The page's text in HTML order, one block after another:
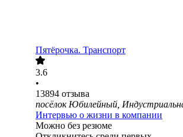
Пятёрочка. Транспорт
3.6
•
13894 отзыва
посёлок Юбилейный,
Интервью о жизни в компании
Можно без резюме